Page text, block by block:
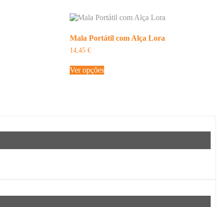
Mala Portátil com Alça Lora
14,45 €
Ver opçõesproduct
be
on